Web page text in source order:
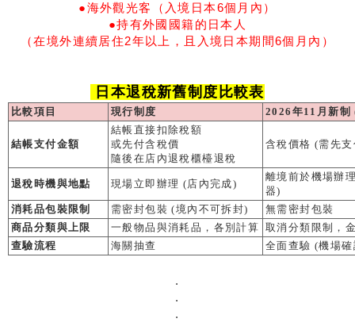
●海外觀光客（入境日本6個月內）
●持有外國國籍的日本人
（在境外連續居住2年以上，且入境日本期間6個月內）
日本退稅新舊制度比較表
比較項目 現行制度 2026年11月新制
結帳支付金額
結帳直接扣除稅額
或先付含稅價
隨後在店內退稅櫃檯退稅
含稅價格 (需先
退稅時機與地點 現場立即辦理 (店內完成)
離境前於機場辦
器)
消耗品包裝限制
需密封包裝 (境內不可拆封)
無需密封包裝
商品分類與上限
一般物品與消耗品，各別計算 取消分類限制，
查驗流程
海關抽查 全面查驗 (機場
.
.
.